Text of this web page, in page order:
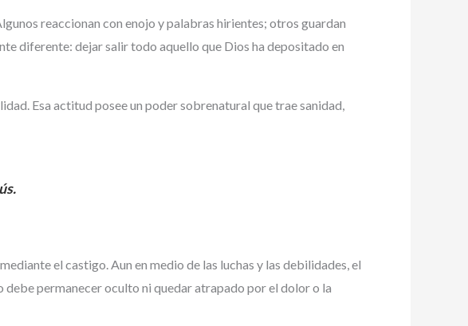
reaccionan con enojo y palabras hirientes; otros guardan
diferente: dejar salir todo aquello que Dios ha depositado en
Esa actitud posee un poder sobrenatural que trae sanidad,
el castigo. Aun en medio de las luchas y las debilidades, el
debe permanecer oculto ni quedar atrapado por el dolor o la